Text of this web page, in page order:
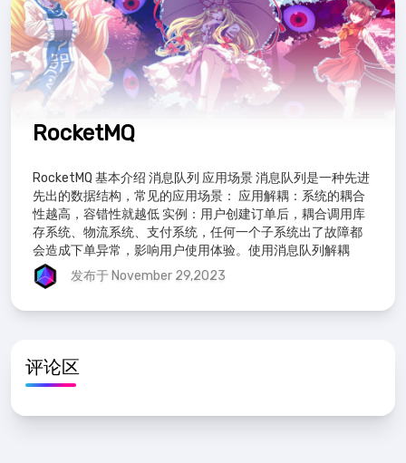
RocketMQ
RocketMQ 基本介绍 消息队列 应用场景 消息队列是一种先进
先出的数据结构，常见的应用场景： 应用解耦：系统的耦合
性越高，容错性就越低 实例：用户创建订单后，耦合调用库
存系统、物流系统、支付系统，任何一个子系统出了故障都
会造成下单异常，影响用户使用体验。使用消息队列解耦
合，比如物流系统发生故障
发布于 November 29,2023
评论区